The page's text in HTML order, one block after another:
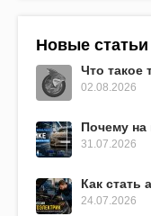
Новые статьи
Что такое
02.08.2026
Почему на
31.07.2026
Как стать
24.07.2026